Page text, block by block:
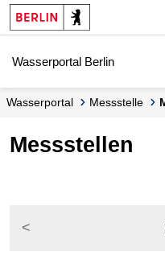
Springe zur Navigation
Springe zum Inhalt
Wasserportal Berlin
Wasserportal Messstelle
Messstellen